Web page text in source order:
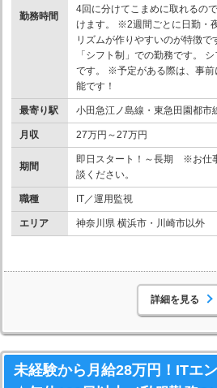
勤務時間
4回に分けてこまめに取れるの
けます。 ※2週間ごとに日勤・
リズムが作りやすいのが特徴
「シフト制」での勤務です。
です。 ※予定がある際は、事
能です！
最寄り駅 小田急江ノ島線・東急田園都
月収 27万円～27万円
期間
即日スタート！～長期 ※お仕
談ください。
職種 IT／運用監視
エリア 神奈川県 横浜市・川崎市以外
詳細を見る
未経験から月給28万円！ITエ